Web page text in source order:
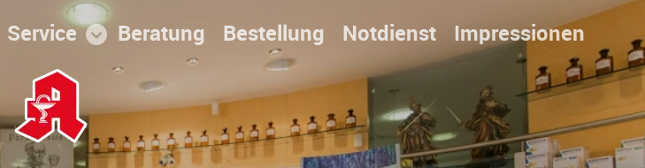
Service Beratung Bestellung Notdienst Impressionen